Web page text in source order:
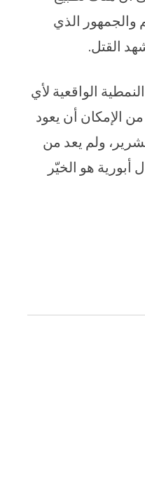
والجمهور الذي
القتل.
الواقعية لأي
الإمكان أن يعود
ولم يعد من
أبورية هو الخيّر